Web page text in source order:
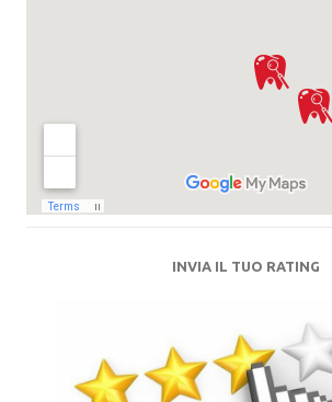
INVIA IL TUO RATING